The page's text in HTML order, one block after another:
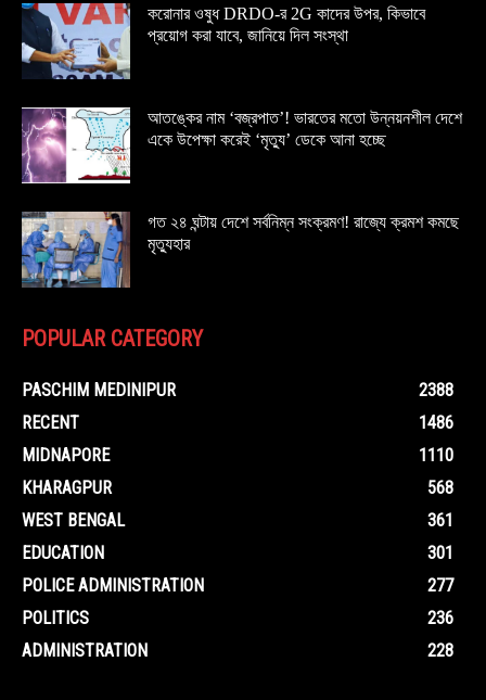
করোনার ওষুধ DRDO-র 2G কাদের উপর, কিভাবে
প্রয়োগ করা যাবে, জানিয়ে দিল সংস্থা
আতঙ্কের নাম ‘বজ্রপাত’! ভারতের মতো উন্নয়নশীল দেশে
একে উপেক্ষা করেই ‘মৃত্যু’ ডেকে আনা হচ্ছে
গত ২৪ ঘন্টায় দেশে সর্বনিম্ন সংক্রমণ! রাজ্যে ক্রমশ কমছে
মৃত্যুহার
POPULAR CATEGORY
PASCHIM MEDINIPUR
2388
RECENT
1486
MIDNAPORE
1110
KHARAGPUR
568
WEST BENGAL
361
EDUCATION
301
POLICE ADMINISTRATION
277
POLITICS
236
ADMINISTRATION
228